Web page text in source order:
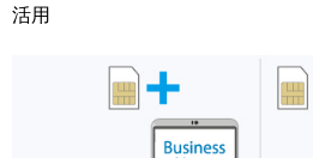
活用